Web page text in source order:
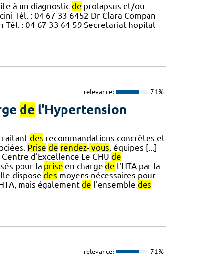
à un diagnostic de prolapsus et/ou
Tél. : 04 67 33 6452 Dr Clara Compan
Tél. : 04 67 33 64 59 Secretariat hopital
relevance: 71%
de l'Hypertension
des recommandations concrètes et
Prise de rendez- vous, équipes [...]
d'Excellence Le CHU de
pour la prise en charge de l'HTA par la
dispose des moyens nécessaires pour
mais également de l'ensemble des
relevance: 71%